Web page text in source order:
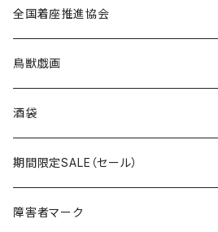
国道100～199号線
キャップ
ROUTE 0～99号線
ROUTE100～199号線
Tシャツ
ROUTE 0～99号線
ROUTE 100～199号線
キャップ
ROUTE 0～99号線
ROUTE 100～199号線
北海道
青森県
岩手県
宮城県
秋田県
全国着座推進協会
ステッカー
鳥獣戯画
酒袋
期間限定SALE（セール）
障害者マーク